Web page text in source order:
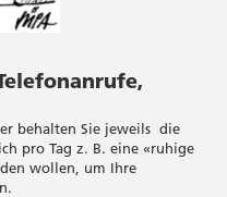
behalten Sie jeweils die
pro Tag z. B. eine «ruhige
wollen, um Ihre